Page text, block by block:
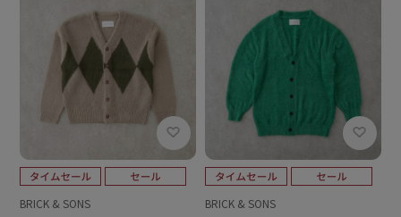
BRICK & SONS BRICK & SONS